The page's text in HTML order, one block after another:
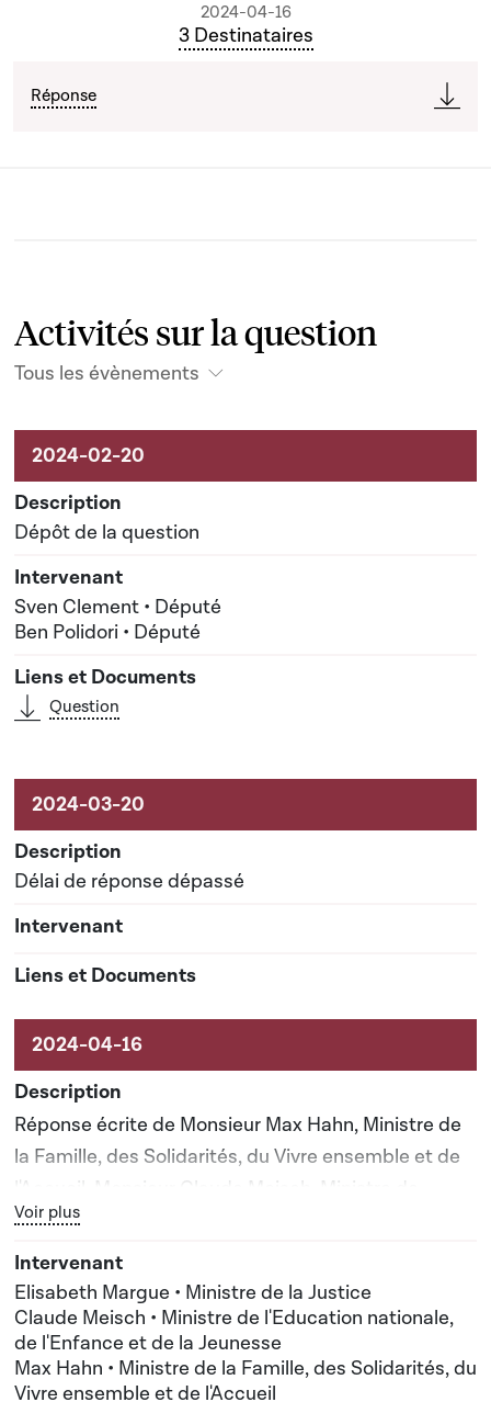
2024-04-16
3 Destinataires
Réponse
Activités sur la question
Tous les évènements
Activités liées au dossier
Dépôt de la question
Sven Clement • Député
Ben Polidori • Député
Question
Délai de réponse dépassé
Réponse écrite de Monsieur Max Hahn, Ministre de
la Famille, des Solidarités, du Vivre ensemble et de
l'Accueil, Monsieur Claude Meisch, Ministre de
l'Education nationale, de l'Enfance et de la
Jeunesse, Madame Elisabeth Margue, Ministre de la
Justice
Bouton graphique servant à afficher ou cacher tous les
Voir plus
Elisabeth Margue • Ministre de la Justice
Claude Meisch • Ministre de l'Education nationale,
de l'Enfance et de la Jeunesse
Max Hahn • Ministre de la Famille, des Solidarités, du
Vivre ensemble et de l'Accueil